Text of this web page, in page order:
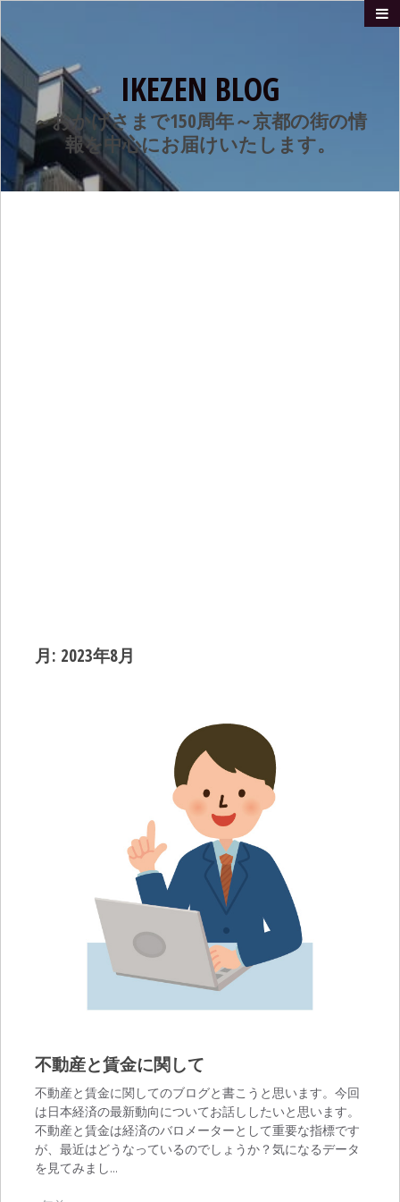
IKEZEN BLOG
～おかげさまで150周年～京都の街の情
報を中心にお届けいたします。
月: 2023年8月
不動産と賃金に関して
不動産と賃金に関してのブログと書こうと思います。今回
は日本経済の最新動向についてお話ししたいと思います。
不動産と賃金は経済のバロメーターとして重要な指標です
が、最近はどうなっているのでしょうか？気になるデータ
を見てみまし…